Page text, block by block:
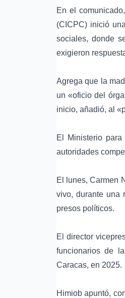
En el
(CICPC) inició
sociales, donde
exigieron
Agrega que la
un «oficio del
inicio, añadió, al
El Ministerio
autoridades
El lunes, Carmen
vivo, durante una
presos políticos.
El director
funcionarios de
Caracas, en 2025.
Himiob apuntó,